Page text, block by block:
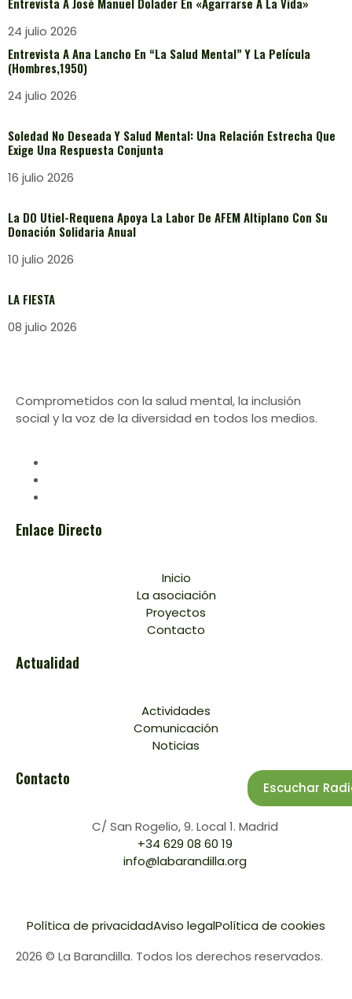
24 julio 2026
Entrevista A Ana Lancho En “La Salud Mental” Y La Película
(Hombres,1950)
24 julio 2026
Soledad No Deseada Y Salud Mental: Una Relación Estrecha Que
Exige Una Respuesta Conjunta
16 julio 2026
La DO Utiel-Requena Apoya La Labor De AFEM Altiplano Con Su
Donación Solidaria Anual
10 julio 2026
LA FIESTA
08 julio 2026
Comprometidos con la salud mental, la inclusión
social y la voz de la diversidad en todos los medios.
Enlace Directo
Inicio
La asociación
Proyectos
Contacto
Actualidad
Actividades
Comunicación
Noticias
Contacto
C/ San Rogelio, 9. Local 1. Madrid
+34 629 08 60 19
info@labarandilla.org
Escuchar
2026 © La Barandilla. Todos los derechos reservados.
Política de privacidadAviso legalPolítica de cookies